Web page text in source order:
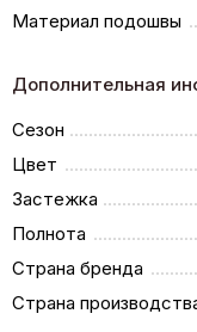
Материал подошвы
Дополнительная
Сезон
Цвет
Застежка
Полнота
Страна бренда
Страна